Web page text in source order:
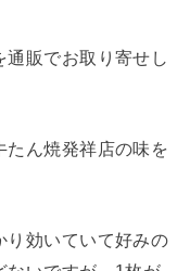
販でお取り寄せし
たん焼発祥店の味を
り効いていて好みの